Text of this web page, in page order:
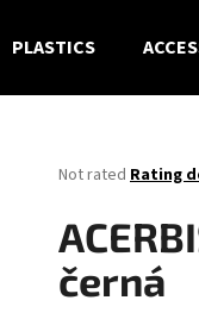
PLASTICS
The
product
rating
is
0,0
Not rated Rating
černá
SEARCH